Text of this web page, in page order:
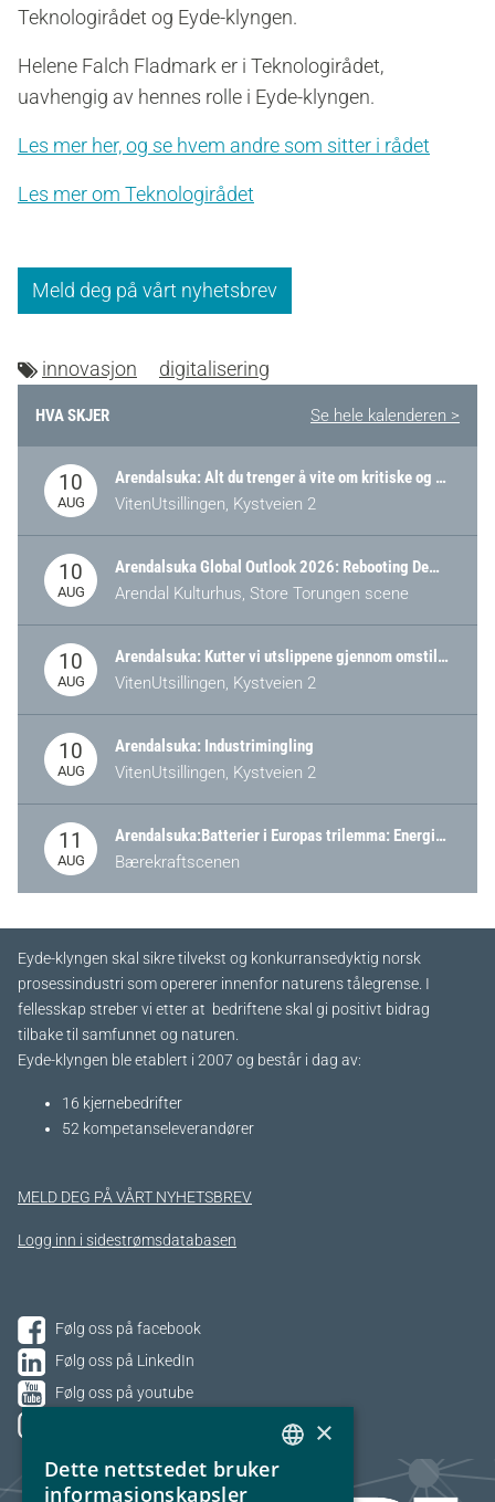
Teknologirådet og Eyde-klyngen.
Helene Falch Fladmark er i Teknologirådet,
uavhengig av hennes rolle i Eyde-klyngen.
Les mer her, og se hvem andre som sitter i rådet
Les mer om Teknologirådet
Meld deg på vårt nyhetsbrev
innovasjon digitalisering
HVA SKJER Se hele kalenderen >
10
AUG
Arendalsuka: Alt du trenger å vite om kritiske og strategiske verdikjeder i Norge
VitenUtsillingen, Kystveien 2
10
AUG
Arendalsuka Global Outlook 2026: Rebooting Democracy for a New World Order
Arendal Kulturhus, Store Torungen scene
10
AUG
Arendalsuka: Kutter vi utslippene gjennom omstilling – eller tap av industri?
VitenUtsillingen, Kystveien 2
10
AUG
Arendalsuka: Industrimingling
VitenUtsillingen, Kystveien 2
11
AUG
Arendalsuka:Batterier i Europas trilemma: Energisikkerhet, konkurransekraft og bærekraft (Battery Norway-arrangement)
Bærekraftscenen
Eyde-klyngen skal sikre tilvekst og konkurransedyktig norsk
prosessindustri som opererer innenfor naturens tålegrense. I
fellesskap streber vi etter at bedriftene skal gi positivt bidrag
tilbake til samfunnet og naturen.
Eyde-klyngen ble etablert i 2007 og består i dag av:
16 kjernebedrifter​
52 kompetanseleverandører
MELD DEG PÅ VÅRT NYHETSBREV
Logg inn i sidestrømsdatabasen
Følg oss på facebook
Følg oss på LinkedIn
Følg oss på youtube
NORWEGIAN
×
Dette nettstedet bruker
informasjonskapsler